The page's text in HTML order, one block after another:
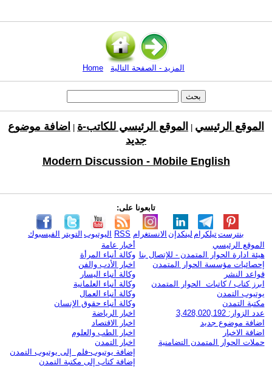
Home المزيد - الصفحة التالية
الموقع الرئيسي الموقع الرئيسي للكاتب-ة
اضافة موضوع
جديد
Modern Discussion - Mobile English
تابعونا على:
الفيسبوك التويتر اليوتيوب RSS الانستغرام لينكدإن تيلكرامبنترست
الموقع الرئيسي
هيئة ادارة الحوار المتمدن - للإتصال بنا
إحصائيات مؤسسة الحوار المتمدن
قواعد النشر
ابرز كتاب / كاتبات الحوار المتمدن
يوتيوب التمدن
مكتبة التمدن
عدد الزوار: 3,428,020,192
اضافة موضوع جديد
اضافة الاخبار
حملات الحوار المتمدن التضامنية
أخبار عامة
وكالة أنباء المرأة
اخبار الأدب والفن
وكالة أنباء اليسار
وكالة أنباء العلمانية
وكالة أنباء العمال
وكالة أنباء حقوق الإنسان
اخبار الرياضة
اخبار الاقتصاد
اخبار الطب والعلوم
اخبار التمدن
إضافة يوتيوب-فلم إلى يوتيوب التمدن
إضافة كتاب إلى مكتبة التمدن